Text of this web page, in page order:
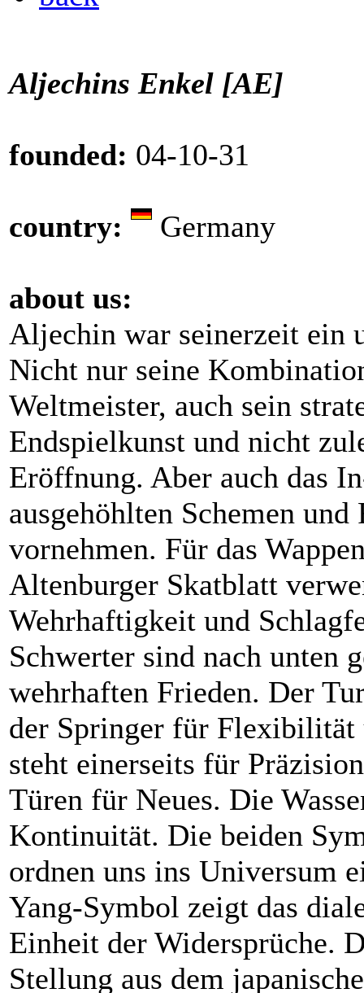
Aljechins Enkel [AE]
founded: 04-10-31
country: Germany
about us:
Aljechin war seinerzeit ein
Nicht nur seine
Weltmeister, auch sein
Endspielkunst und nicht
Eröffnung. Aber auch das
ausgehöhlten Schemen
vornehmen. Für das
Altenburger Skatblatt
Wehrhaftigkeit und
Schwerter sind nach unten
wehrhaften Frieden. Der
der Springer für Flexibilität
steht einerseits für
Türen für Neues. Die
Kontinuität. Die beiden
ordnen uns ins Universum
Yang-Symbol zeigt das
Einheit der Widersprüche.
Stellung aus dem